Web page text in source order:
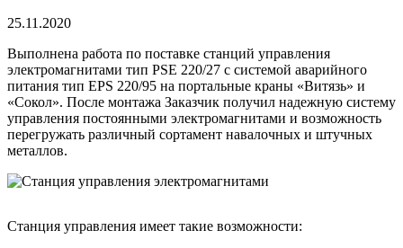
25.11.2020
Выполнена работа по поставке станций управления
электромагнитами тип PSE 220/27 с системой аварийного
питания тип EPS 220/95 на портальные краны «Витязь» и
«Сокол». После монтажа Заказчик получил надежную систему
управления постоянными электромагнитами и возможность
перегружать различный сортамент навалочных и штучных
металлов.
Станция управления имеет такие возможности: